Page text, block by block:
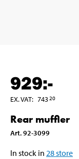
929:-
EX. VAT: 74320
Rear muffler
Art.92-3099
In stock in 28store